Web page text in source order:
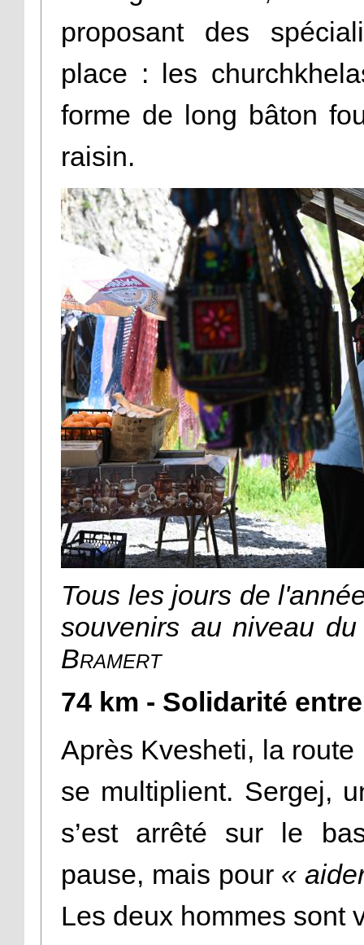
proposant des
place : les
forme de long bâton
raisin.
Tous les jours de
souvenirs au niveau
Bramert
74 km - Solidarité
Après Kvesheti, la route
se multiplient. Sergej,
s’est arrêté sur le
pause, mais pour «
Les deux hommes sont